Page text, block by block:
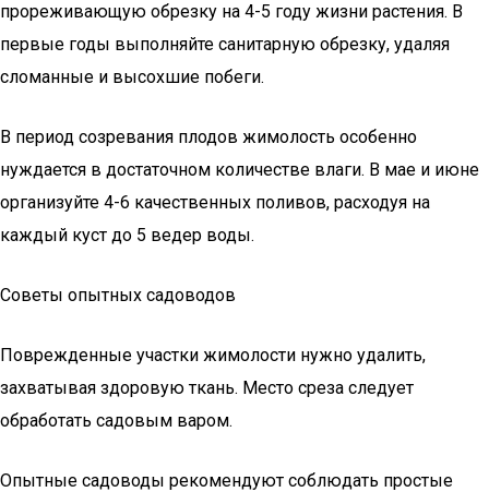
прореживающую обрезку на 4-5 году жизни растения. В
первые годы выполняйте санитарную обрезку, удаляя
сломанные и высохшие побеги.
В период созревания плодов жимолость особенно
нуждается в достаточном количестве влаги. В мае и июне
организуйте 4-6 качественных поливов, расходуя на
каждый куст до 5 ведер воды.
Советы опытных садоводов
Поврежденные участки жимолости нужно удалить,
захватывая здоровую ткань. Место среза следует
обработать садовым варом.
Опытные садоводы рекомендуют соблюдать простые